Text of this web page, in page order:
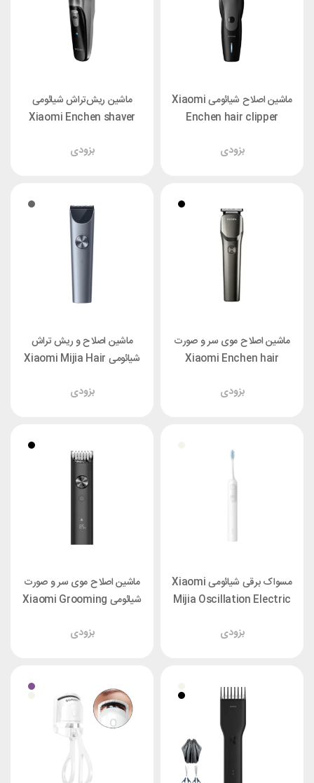
ماشین اصلاح شیائومی Xiaomi
Enchen hair clipper
بزودی
ماشین ریش‌تراش شیائومی
Xiaomi Enchen shaver
بزودی
ماشین اصلاح موی سر و صورت
Xiaomi Enchen hair
بزودی
ماشین اصلاح و ریش تراش
شیائومی Xiaomi Mijia Hair
بزودی
مسواک برقی شیائومی Xiaomi
Mijia Oscillation Electric
بزودی
ماشین اصلاح موی سر و صورت
شیائومی Xiaomi Grooming
بزودی